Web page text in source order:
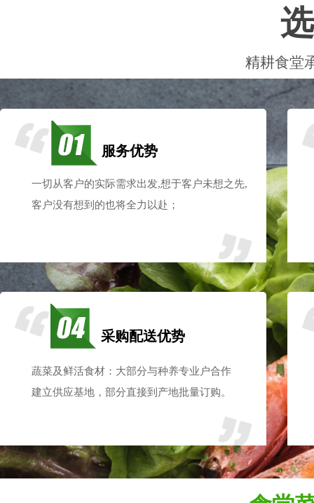
精耕食堂
服务优势
一切从客户的实际需求出发,想于客户未想之先,
客户没有想到的也将全力以赴；
蔬菜及鲜活食材：大部分与种养专业户合作
建立供应基地，部分直接到产地批量订购。
采购配送优势